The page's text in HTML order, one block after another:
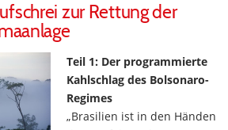
zur Rettung der
Teil 1: Der programmierte
Kahlschlag des Bolsonaro-
Regimes
„Brasilien ist in den Händen